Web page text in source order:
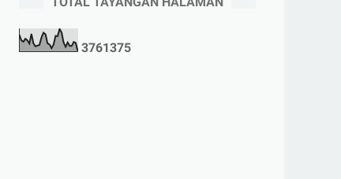
3761375